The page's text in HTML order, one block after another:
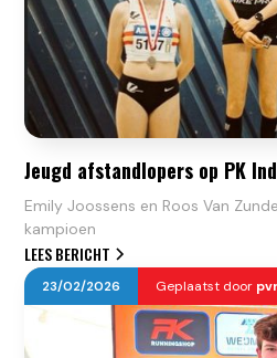
Jeugd afstandlopers op PK
Emily Joossens en Roos Van
kampioen
LEES BERICHT
23/02/2026 Geplaatst door pvr